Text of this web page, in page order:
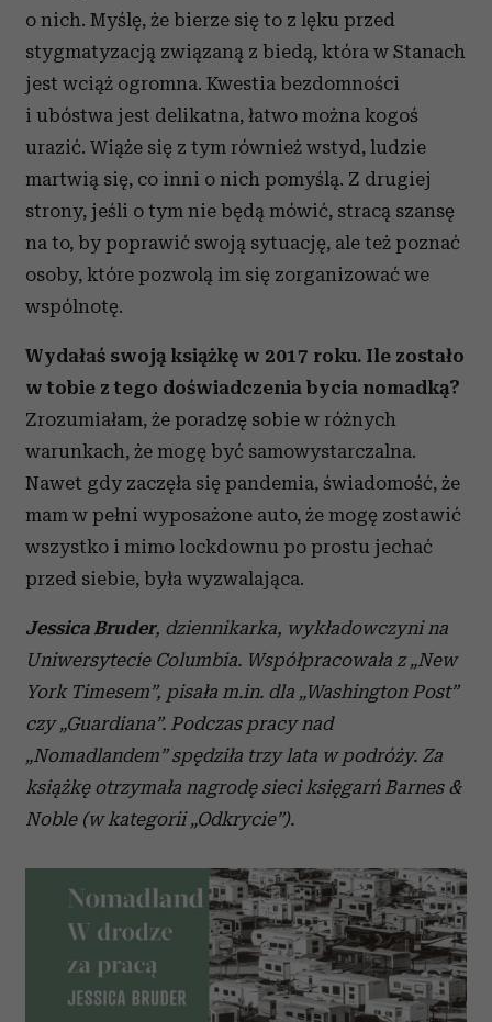
o nich. Myślę, że bierze się to z lęku przed
stygmatyzacją związaną z biedą, która w Stanach
jest wciąż ogromna. Kwestia bezdomności
i ubóstwa jest delikatna, łatwo można kogoś
urazić. Wiąże się z tym również wstyd, ludzie
martwią się, co inni o nich pomyślą. Z drugiej
strony, jeśli o tym nie będą mówić, stracą szansę
na to, by poprawić swoją sytuację, ale też poznać
osoby, które pozwolą im się zorganizować we
wspólnotę.
Wydałaś swoją książkę w 2017 roku. Ile zostało
w tobie z tego doświadczenia bycia nomadką?
Zrozumiałam, że poradzę sobie w różnych
warunkach, że mogę być samowystarczalna.
Nawet gdy zaczęła się pandemia, świadomość, że
mam w pełni wyposażone auto, że mogę zostawić
wszystko i mimo lockdownu po prostu jechać
przed siebie, była wyzwalająca.
Jessica Bruder, dziennikarka, wykładowczyni na
Uniwersytecie Columbia. Współpracowała z „New
York Timesem”, pisała m.in. dla „Washington Post”
czy „Guardiana”. Podczas pracy nad
„Nomadlandem” spędziła trzy lata w podróży. Za
książkę otrzymała nagrodę sieci księgarń Barnes &
Noble (w kategorii „Odkrycie”).